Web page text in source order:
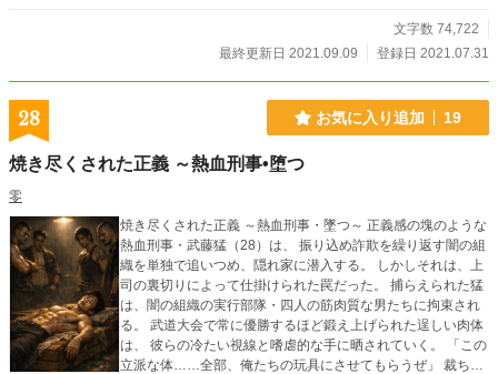
文字数 74,722
最終更新日 2021.09.09
登録日 2021.07.31
28 お気に入り追加 19
焼き尽くされた正義 ～熱血刑事•堕つ
零
焼き尽くされた正義 ～熱血刑事・墜つ～ 正義感の塊のような
熱血刑事・武藤猛（28）は、 振り込め詐欺を繰り返す闇の組
織を単独で追いつめ、隠れ家に潜入する。 しかしそれは、上
司の裏切りによって仕掛けられた罠だった。 捕らえられた猛
は、闇の組織の実行部隊・四人の筋肉質な男たちに拘束され
る。 武道大会で常に優勝するほど鍛え上げられた逞しい肉体
は、 彼らの冷たい視線と嗜虐的な手に晒されていく。 「この
立派な体……全部、俺たちの玩具にさせてもらうぜ」 裁ち鋏